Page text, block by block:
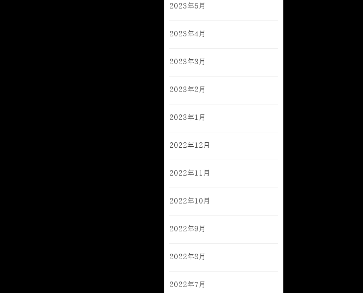
2023年5月
2023年4月
2023年3月
2023年2月
2023年1月
2022年12月
2022年11月
2022年10月
2022年9月
2022年8月
2022年7月